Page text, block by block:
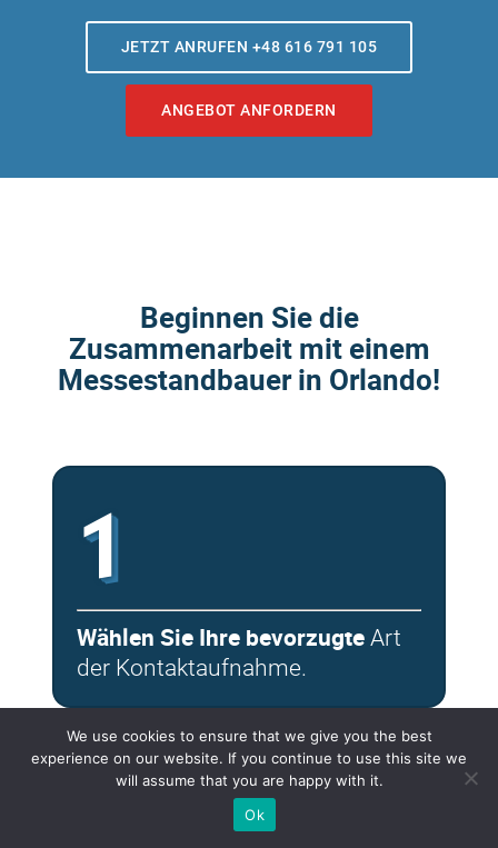
JETZT ANRUFEN +48 616 791 105
ANGEBOT ANFORDERN
Beginnen Sie die
Zusammenarbeit mit einem
Messestandbauer in Orlando!
1
Wählen Sie Ihre bevorzugte Art
der Kontaktaufnahme.
2
We use cookies to ensure that we give you the best
experience on our website. If you continue to use this site we
will assume that you are happy with it.
Ok